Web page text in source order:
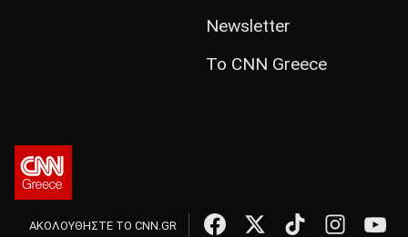
Newsletter
Το CNN Greece
ΑΚΟΛΟΥΘΗΣΤΕ ΤΟ CNN.GR